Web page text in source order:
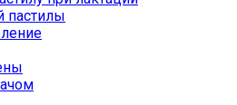
пастилы